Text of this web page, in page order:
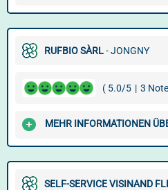
RUFBIO SÀRL- JONGNY
( 5.0/5 | 3
MEHR INFORMATIONEN
SELF-SERVICE VISINAND